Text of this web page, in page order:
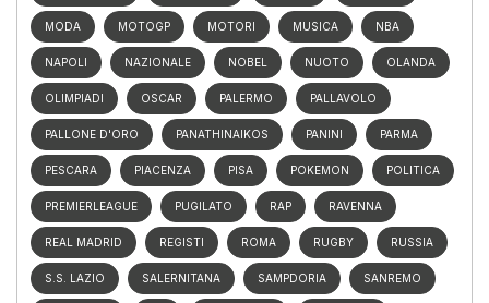
MODA MOTOGP MOTORI MUSICA NBA
NAPOLI NAZIONALE NOBEL NUOTO OLANDA
OLIMPIADI OSCAR PALERMO PALLAVOLO
PALLONE D'ORO PANATHINAIKOS PANINI PARMA
PESCARA PIACENZA PISA POKEMON POLITICA
PREMIERLEAGUE PUGILATO RAP RAVENNA
REAL MADRID REGISTI ROMA RUGBY RUSSIA
S.S. LAZIO SALERNITANA SAMPDORIA SANREMO